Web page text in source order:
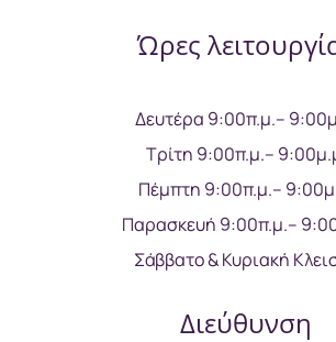
Ώρες
Δευτέρα 9:00π.μ.–
Τρίτη 9:00π.μ.–
Πέμπτη 9:00π.μ.–
Παρασκευή 9:00π.μ.–
Σάββατο & Κυριακή
Διεύθυνση